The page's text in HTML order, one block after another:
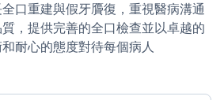
我是醫療人員
口重建與假牙贗復，重視醫病溝通
，提供完善的全口檢查並以卓越的
耐心的態度對待每個病人